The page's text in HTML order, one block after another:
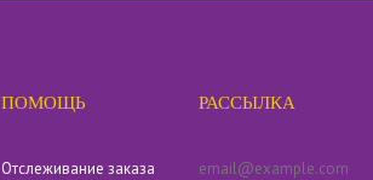
ПОМОЩЬ
Отслеживание заказа
РАССЫЛКА